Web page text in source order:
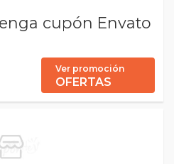
cupón Envato
Ver promoción
OFERTAS